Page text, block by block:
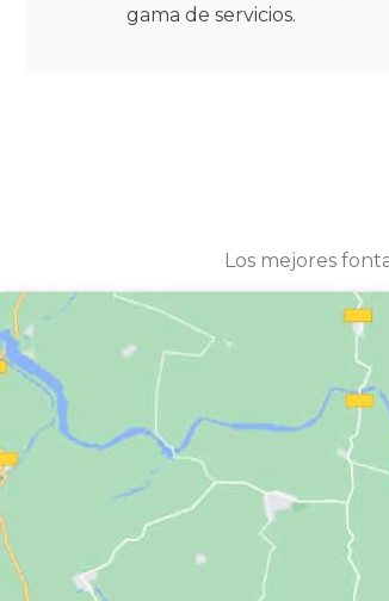
gama de servicios.
Los mejores